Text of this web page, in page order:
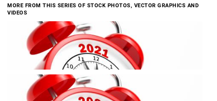
MORE FROM THIS SERIES OF STOCK PHOTOS, VECTOR GRAPHICS AND
VIDEOS